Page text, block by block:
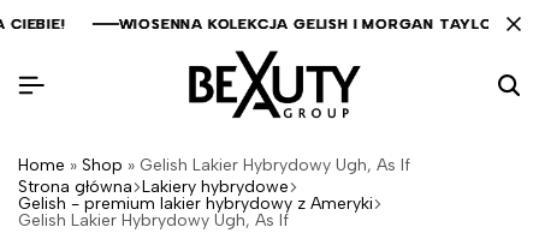
WIOSENNA KOLEKCJA GELISH I MORGAN TAYLOR JUŻ
WIOSENNA KOLEKCJA GELISH I MORGAN TAYLOR JUŻ
WIOSENNA KOLEKCJA GELISH I MORGAN TAYLOR JUŻ
Home » Shop » Gelish Lakier Hybrydowy Ugh, As If
Strona główna Lakiery hybrydowe
Gelish - premium lakier hybrydowy z Ameryki
Gelish Lakier Hybrydowy Ugh, As If